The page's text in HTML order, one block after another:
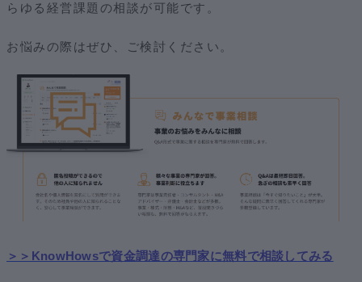
らゆる経営課題の相談が可能です。
お悩みの際はぜひ、ご検討ください。
＞＞KnowHowsで資金調達の専門家に無料で相談してみる